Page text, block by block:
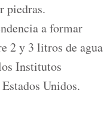
piedras.
a formar
2 y 3 litros de agua
Institutos
Unidos.